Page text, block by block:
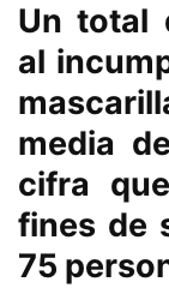
Un total
al
media
cifra
fines de
75